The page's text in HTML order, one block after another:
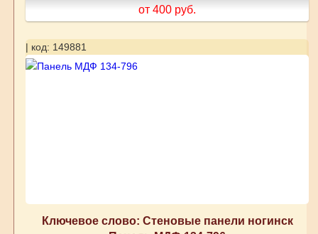
от 400 руб.
| код: 149881
Ключевое слово: Стеновые панели ногинск